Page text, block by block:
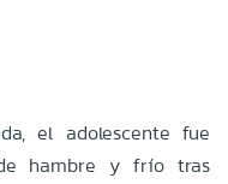
el adolescente fue
de hambre y frío tras